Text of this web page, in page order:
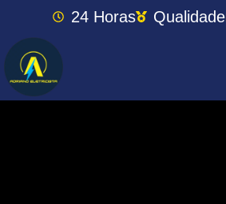
24 Horas Qualidade